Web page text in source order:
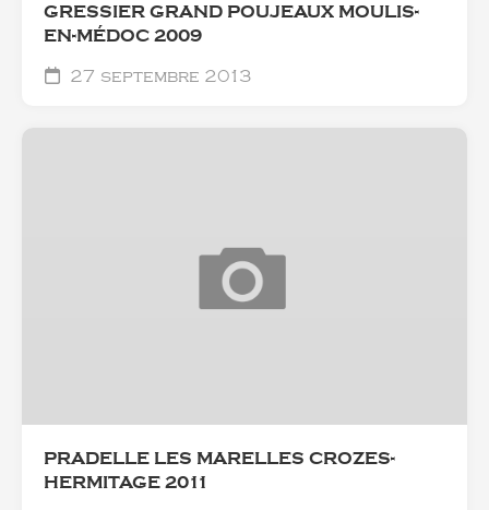
GRESSIER GRAND POUJEAUX MOULIS-
EN-MÉDOC 2009
27 septembre 2013
PRADELLE LES MARELLES CROZES-
HERMITAGE 2011